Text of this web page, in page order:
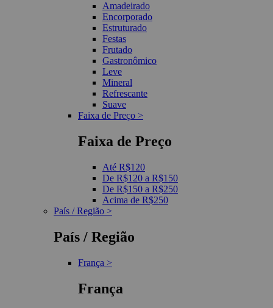
Amadeirado
Encorporado
Estruturado
Festas
Frutado
Gastronômico
Leve
Mineral
Refrescante
Suave
Faixa de Preço >
Faixa de Preço
Até R$120
De R$120 a R$150
De R$150 a R$250
Acima de R$250
País / Região >
País / Região
França >
França